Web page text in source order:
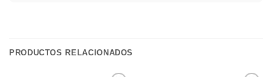
PRODUCTOS RELACIONADOS